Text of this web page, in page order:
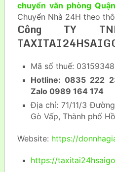
chuyển văn phòng
Chuyển Nhà 24H theo
Công TY
Mã số thuế:
Hotline: 0835 222
Zalo 0989 164 174
Địa chỉ: 71/11/3
Gò Vấp, Thành phố
Website: https://
https://